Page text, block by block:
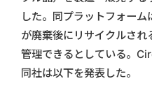
した。同プラットフォー
が廃棄後にリサイクルさ
管理できるとしている。
同社は以下を発表した。